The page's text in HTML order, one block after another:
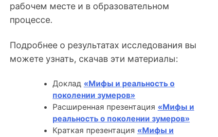
рабочем месте и в образовательном
процессе.
Подробнее о результатах исследования вы
можете узнать, скачав эти материалы:
Доклад «Мифы и реальность о
поколении зумеров»
Расширенная презентация «Мифы и
реальность о поколении зумеров»
Краткая презентация «Мифы и